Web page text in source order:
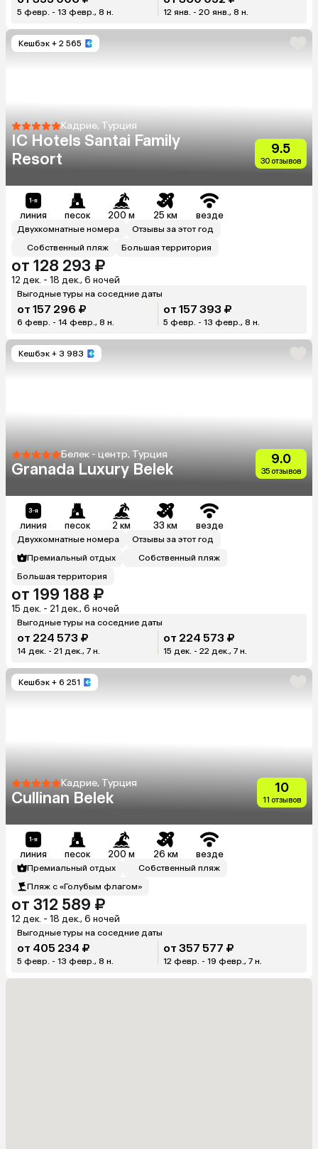
5 февр. - 13 февр., 8 н. 12 янв. - 20 янв., 8 н.
Кешбэк + 2 565
Кадрие, Турция
IC Hotels Santai Family
Resort
9.5
30 отзывов
линия песок 200 м 25 км везде
Двухкомнатные номера
Отзывы за этот год
Собственный пляж
Большая территория
от 128 293 ₽
12 дек. - 18 дек., 6 ночей
Выгодные туры на соседние даты
от 157 296 ₽
6 февр. - 14 февр., 8 н.
от 157 393 ₽
5 февр. - 13 февр., 8 н.
Кешбэк + 3 983
Белек - центр, Турция
Granada Luxury Belek
9.0
35 отзывов
линия песок 2 км 33 км везде
Двухкомнатные номера
Отзывы за этот год
Премиальный отдых
Собственный пляж
Большая территория
от 199 188 ₽
15 дек. - 21 дек., 6 ночей
Выгодные туры на соседние даты
от 224 573 ₽
14 дек. - 21 дек., 7 н.
от 224 573 ₽
15 дек. - 22 дек., 7 н.
Кешбэк + 6 251
Кадрие, Турция
Cullinan Belek
10
11 отзывов
линия песок 200 м 26 км везде
Премиальный отдых
Собственный пляж
Пляж с «Голубым флагом»
от 312 589 ₽
12 дек. - 18 дек., 6 ночей
Выгодные туры на соседние даты
от 405 234 ₽
5 февр. - 13 февр., 8 н.
от 357 577 ₽
12 февр. - 19 февр., 7 н.